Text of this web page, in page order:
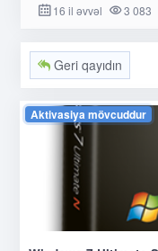
16 il əvvəl 3 083
Geri qayıdın
Aktivasiya mövcuddur